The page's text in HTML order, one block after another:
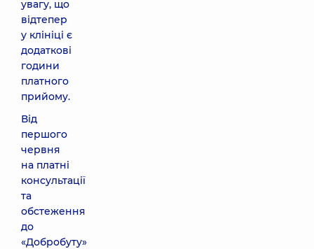
увагу, що
відтепер
у клініці є
додаткові
години
платного
прийому.
Від
першого
червня
на платні
консультації
та
обстеження
до
«Добробуту»